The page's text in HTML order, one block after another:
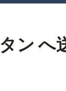
ン へ